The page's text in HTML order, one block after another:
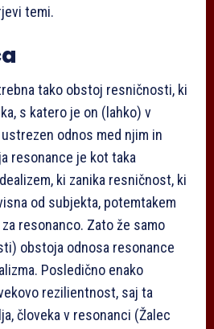
temi.
tako obstoj resničnosti, ki
s katero je on (lahko) v
odnos med njim in
resonance je kot taka
ki zanika resničnost, ki
od subjekta, potemtakem
resonanco. Zato že samo
obstoja odnosa resonance
Posledično enako
rezilientnost, saj ta
človeka v resonanci (Žalec